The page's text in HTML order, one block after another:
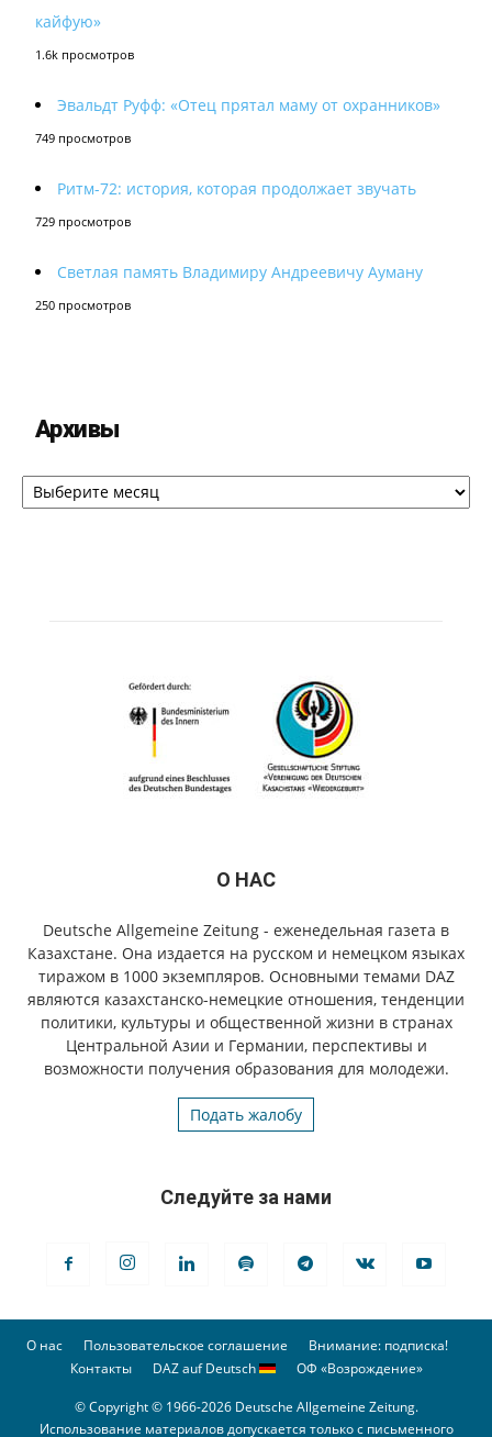
кайфую»
1.6k просмотров
Эвальдт Руфф: «Отец прятал маму от охранников»
749 просмотров
Ритм-72: история, которая продолжает звучать
729 просмотров
Светлая память Владимиру Андреевичу Ауману
250 просмотров
Архивы
Архивы
О НАС
Deutsche Allgemeine Zeitung - еженедельная газета в
Казахстане. Она издается на русском и немецком языках
тиражом в 1000 экземпляров. Основными темами DAZ
являются казахстанско-немецкие отношения, тенденции
политики, культуры и общественной жизни в странах
Центральной Азии и Германии, перспективы и
возможности получения образования для молодежи.
Подать жалобу
Следуйте за нами
О нас Пользовательское соглашение
Внимание: подписка!
Контакты
DAZ auf Deutsch ОФ «Возрождение»
© Copyright © 1966-2026 Deutsche Allgemeine Zeitung.
Использование материалов допускается только с письменного